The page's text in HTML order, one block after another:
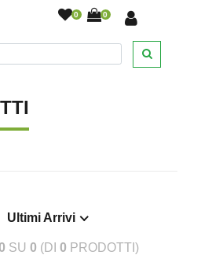
0 0
Ultimi Arrivi
SU 0 (DI 0 PRODOTTI)